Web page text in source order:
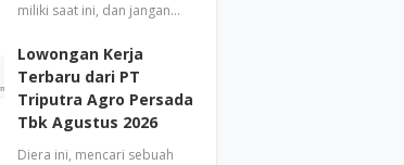
miliki saat ini, dan jangan…
Lowongan Kerja
Terbaru dari PT
Triputra Agro Persada
Tbk Agustus 2026
Diera ini, mencari sebuah